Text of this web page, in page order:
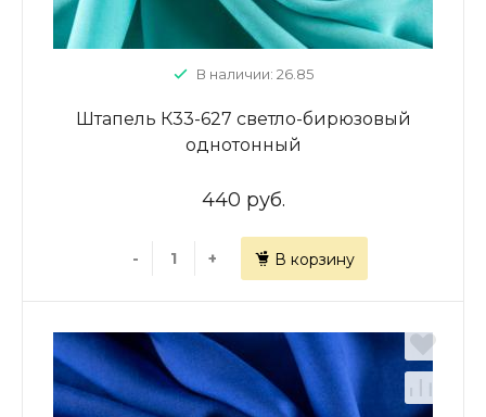
В наличии: 26.85
Штапель К33-627 светло-бирюзовый
однотонный
440 руб.
- + В корзину